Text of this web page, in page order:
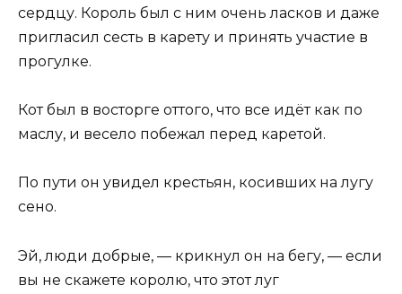
сердцу. Король был с ним очень ласков и даже
пригласил сесть в карету и принять участие в
прогулке.
Кот был в восторге оттого, что все идёт как по
маслу, и весело побежал перед каретой.
По пути он увидел крестьян, косивших на лугу
сено.
Эй, люди добрые, — крикнул он на бегу, — если
вы не скажете королю, что этот луг